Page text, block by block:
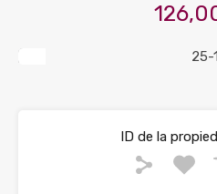
ID de la